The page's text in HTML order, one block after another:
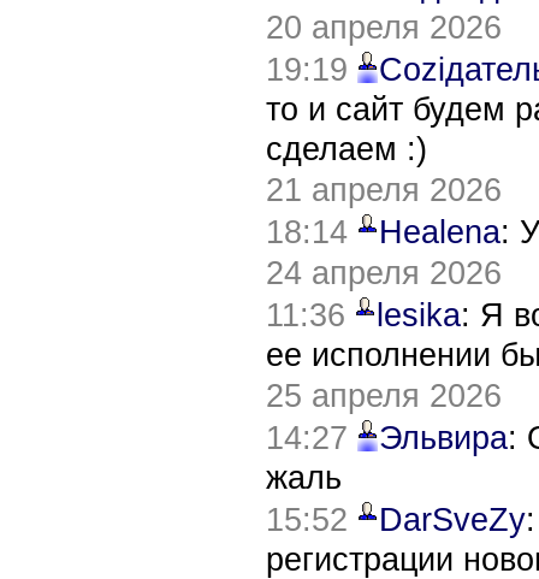
20 апреля 2026
19:19
то и сайт будем
сделаем :)
21 апреля 2026
18:14
Healena:
24 апреля 2026
11:36
lesika: Я
ее исполнении
25 апреля 2026
14:27
Эльвира:
жаль
15:52
DarSveZy
регистрации